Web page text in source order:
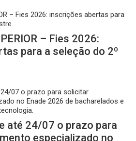
– Fies 2026:
para a seleção do 2º
até 24/07 o prazo para
especializado no